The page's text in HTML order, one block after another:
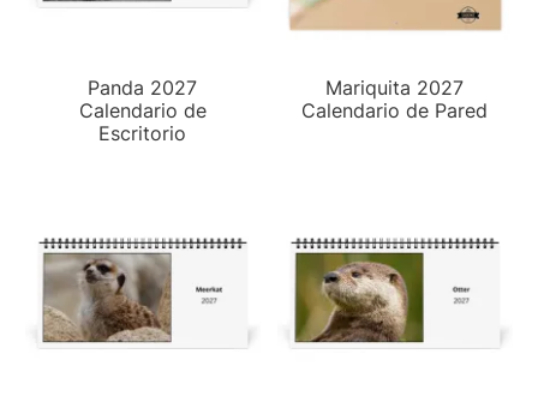
Panda 2027
Calendario de
Escritorio
Mariquita 2027
Calendario de Pared